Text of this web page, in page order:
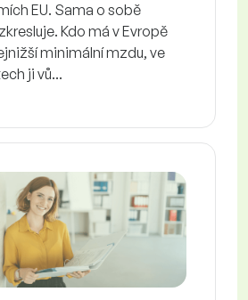
EU. Sama o sobě
Kdo má v Evropě
minimální mzdu, ve
ji vů...